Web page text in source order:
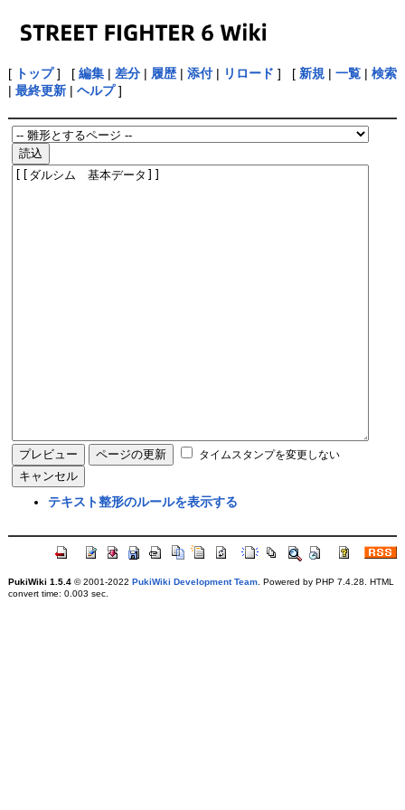
[ トップ] [ 編集| 差分| 履歴| 添付| リロード ] [ 新規| 一覧| 検索
| 最終更新| ヘルプ]
タイムスタンプを変更しない
テキスト整形のルールを表示する
PukiWiki 1.5.4© 2001-2022 PukiWiki Development Team. Powered by PHP 7.4.28. HTML
convert time: 0.003 sec.